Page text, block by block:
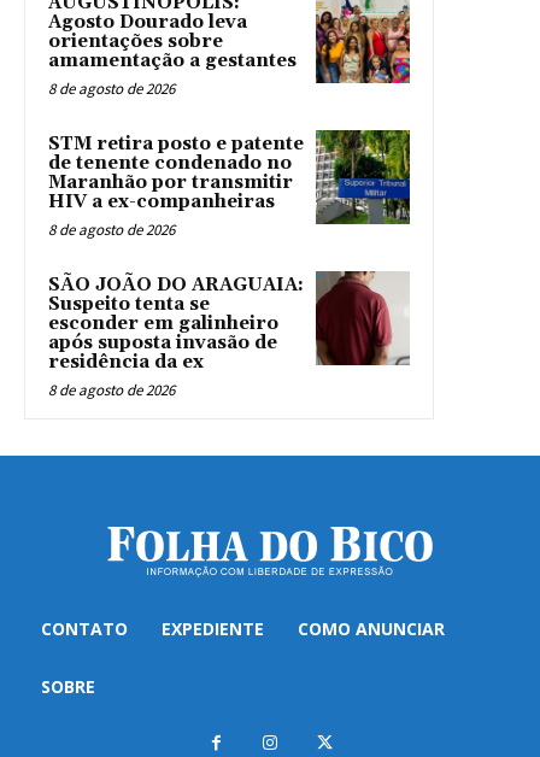
Agosto Dourado leva
orientações sobre
amamentação a gestantes
8 de agosto de 2026
STM retira posto e patente
de tenente condenado no
Maranhão por transmitir
HIV a ex-companheiras
8 de agosto de 2026
SÃO JOÃO DO ARAGUAIA:
Suspeito tenta se
esconder em galinheiro
após suposta invasão de
residência da ex
8 de agosto de 2026
CONTATO EXPEDIENTE COMO ANUNCIAR
SOBRE